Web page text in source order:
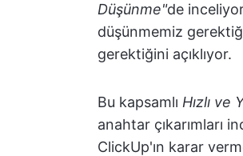
Düşünme"de
düşünmemiz
gerektiğini açıklıyor.
Bu kapsamlı Hızlı ve
anahtar çıkarımları
ClickUp'ın karar